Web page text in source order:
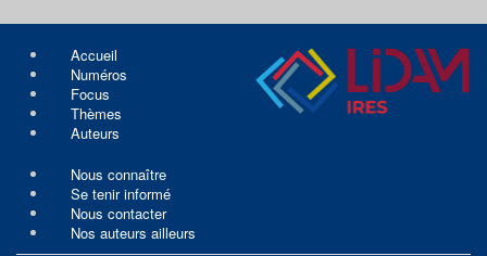
Accueil
Numéros
Focus
Thèmes
Auteurs
Nous connaître
Se tenir informé
Nous contacter
Nos auteurs ailleurs